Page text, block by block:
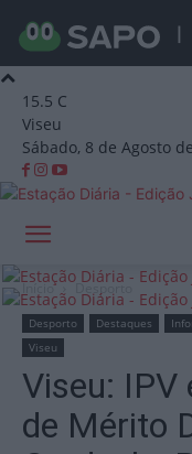
15.5 C
Viseu
Sábado, 8 de Agosto
Início Desporto
Desporto Destaques
Viseu
Viseu: IPV
de Mérito